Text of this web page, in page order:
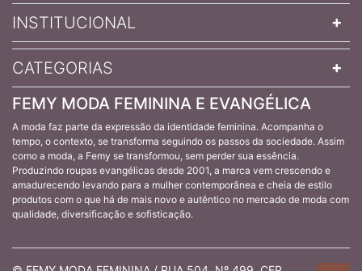
INSTITUCIONAL
CATEGORIAS
FEMY MODA FEMININA E EVANGÉLICA
A moda faz parte da expressão da identidade feminina. Acompanha o
tempo, o contexto, se transforma seguindo os passos da sociedade. Assim
como a moda, a Femy se transformou, sem perder sua essência.
Produzindo roupas evangélicas desde 2001, a marca vem crescendo e
amadurecendo levando para a mulher contemporânea e cheia de estilo
produtos com o que há de mais novo e autêntico no mercado de moda com
qualidade, diversificação e sofisticação.